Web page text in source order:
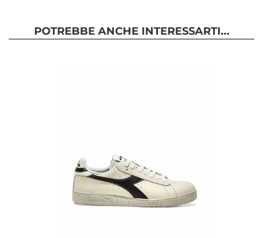
POTREBBE ANCHE INTERESSARTI...